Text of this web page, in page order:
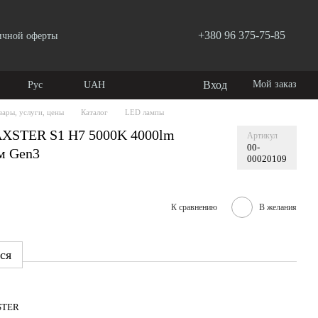
оферты
+380 96 375-75-85
Рус UAH Вход Мой заказ
услуги, цены Каталог LED лампы
S1 H7 5000K 4000lm
Gen3
Артикул
00-
00020109
К сравнению В желания